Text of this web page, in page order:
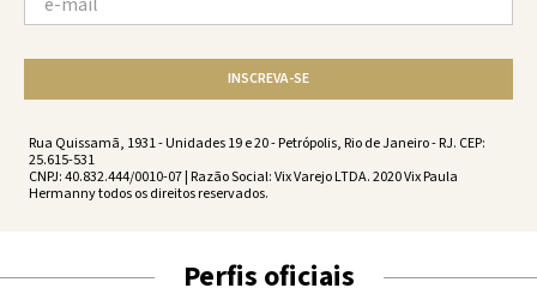
'maio-rai-black-black-vs221011-
001'
O que você está procurando?